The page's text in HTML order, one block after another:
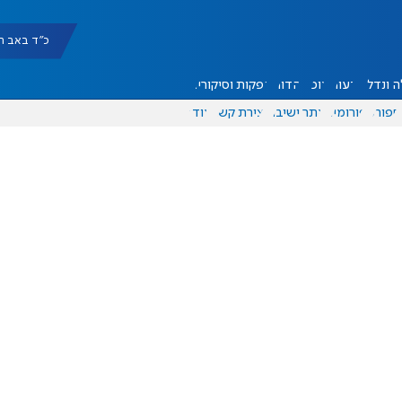
כ"ד באב תשפ"ו
ונדל"ן דעות אוכל יהדות הפקות וסיקורים
ספורט פורומים אתר ישיבה יצירת קשר עוד